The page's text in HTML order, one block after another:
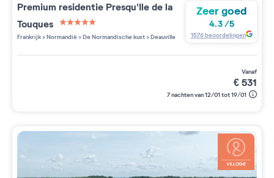
Premium residentie Presqu'Ile de la
Touques
5 étoiles sur 5
Frankrijk>Normandië>De Normandische kust>Deauville
Zeer goed
4.3/5
1576beoordelingen
vanaf
€531
7 nachten van 12/01 tot 19/01